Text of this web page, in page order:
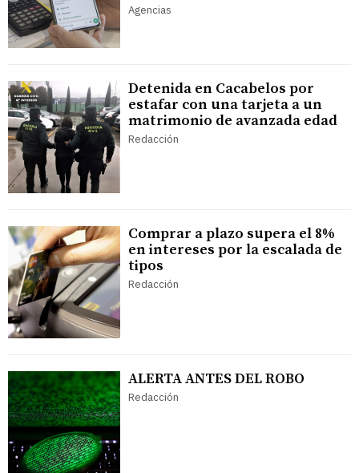
Agencias
Detenida en Cacabelos por
estafar con una tarjeta a un
matrimonio de avanzada edad
Redacción
Comprar a plazo supera el 8%
en intereses por la escalada de
tipos
Redacción
ALERTA ANTES DEL ROBO
Redacción